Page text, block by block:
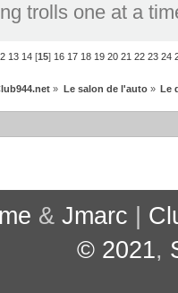
trolls one at a
13 14 [15] 16 17 18 19 20 21 22 23 24
» Le salon de l'auto» Le
& Jmarc
© 2021,